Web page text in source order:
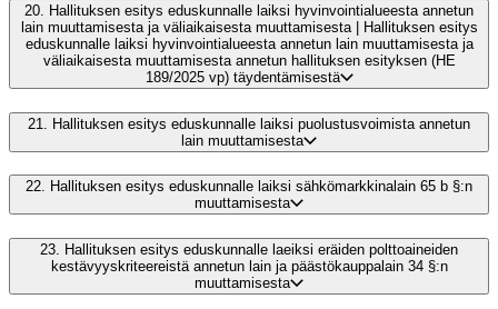
20.
Hallituksen esitys eduskunnalle laiksi hyvinvointialueesta annetun
lain muuttamisesta ja väliaikaisesta muuttamisesta | Hallituksen esitys
eduskunnalle laiksi hyvinvointialueesta annetun lain muuttamisesta ja
väliaikaisesta muuttamisesta annetun hallituksen esityksen (HE
189/2025 vp) täydentämisestä
21.
Hallituksen esitys eduskunnalle laiksi puolustusvoimista annetun
lain muuttamisesta
22. Hallituksen esitys eduskunnalle laiksi sähkömarkkinalain 65 b §:n
muuttamisesta
23.
Hallituksen esitys eduskunnalle laeiksi eräiden polttoaineiden
kestävyyskriteereistä annetun lain ja päästökauppalain 34 §:n
muuttamisesta